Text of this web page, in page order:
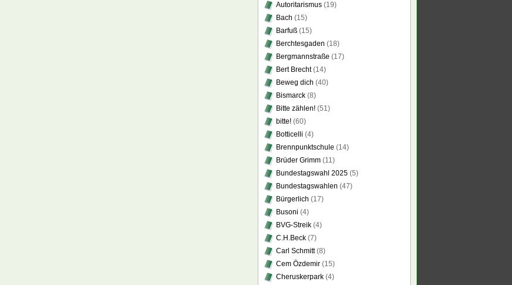
Autoritarismus (19)
Bach (15)
Barfuß (15)
Berchtesgaden (18)
Bergmannstraße (17)
Bert Brecht(14)
Beweg dich (40)
Bismarck (8)
Bitte zählen! (51)
bitte! (60)
Botticelli (4)
Brennpunktschule (14)
Brüder Grimm (11)
Bundestagswahl 2025 (5)
Bundestagswahlen (47)
Bürgerlich (17)
Busoni (4)
BVG-Streik (4)
C.H.Beck (7)
Carl Schmitt(8)
Cem Özdemir (15)
Cheruskerpark (4)